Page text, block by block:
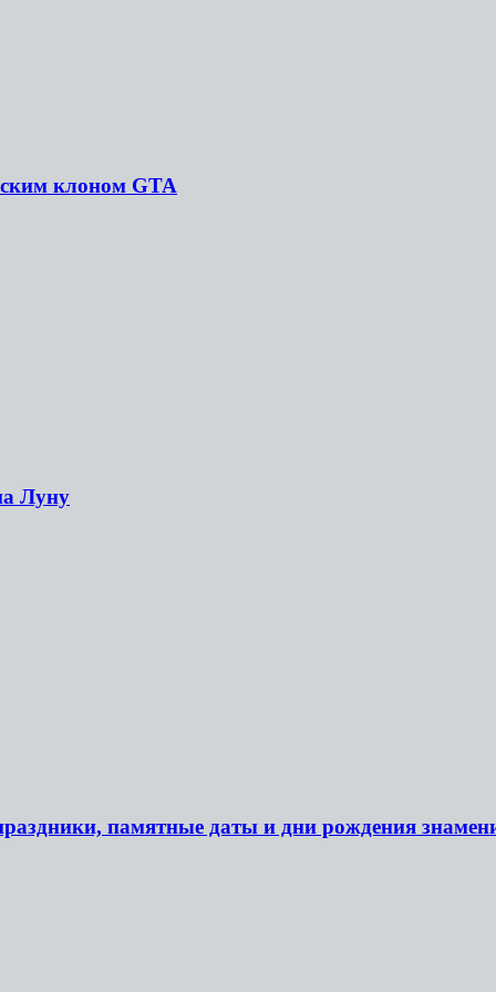
клоном GTA
Луну
памятные даты и дни рождения